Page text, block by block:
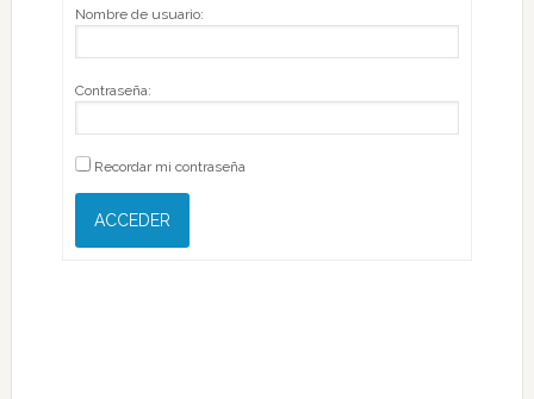
Nombre de usuario:
Contraseña:
Recordar mi contraseña
ACCEDER